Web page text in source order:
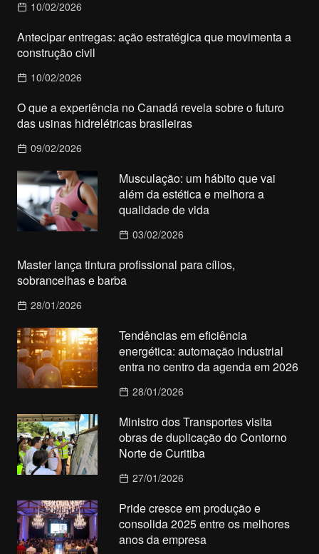
10/02/2026
Antecipar entregas: ação estratégica que movimenta a
construção civil
10/02/2026
O que a experiência no Canadá revela sobre o futuro
das usinas hidrelétricas brasileiras
09/02/2026
Musculação: um hábito que vai
além da estética e melhora a
qualidade de vida
03/02/2026
Master lança tintura profissional para cílios,
sobrancelhas e barba
28/01/2026
Tendências em eficiência
energética: automação industrial
entra no centro da agenda em 2026
28/01/2026
Ministro dos Transportes visita
obras de duplicação do Contorno
Norte de Curitiba
27/01/2026
Pride cresce em produção e
consolida 2025 entre os melhores
anos da empresa